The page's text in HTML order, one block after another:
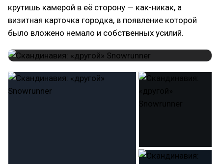
крутишь камерой в её сторону — как-никак, а
визитная карточка городка, в появление которой
было вложено немало и собственных усилий.